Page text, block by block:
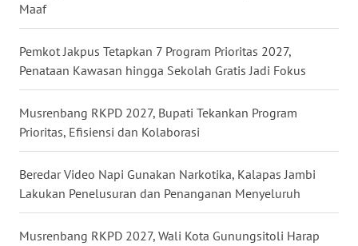
Maaf
Pemkot Jakpus Tetapkan 7 Program Prioritas 2027,
Penataan Kawasan hingga Sekolah Gratis Jadi Fokus
Musrenbang RKPD 2027, Bupati Tekankan Program
Prioritas, Efisiensi dan Kolaborasi
Beredar Video Napi Gunakan Narkotika, Kalapas Jambi
Lakukan Penelusuran dan Penanganan Menyeluruh
Musrenbang RKPD 2027, Wali Kota Gunungsitoli Harap
WN
SULSEL
WN
GORONTALO
WN